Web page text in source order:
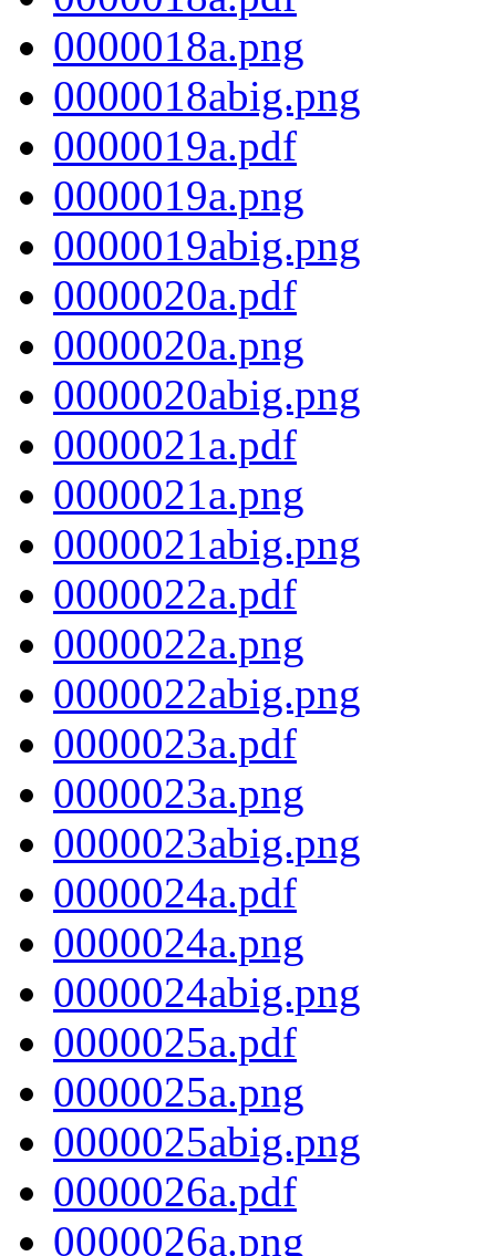
0000018a.png
0000018abig.png
0000019a.pdf
0000019a.png
0000019abig.png
0000020a.pdf
0000020a.png
0000020abig.png
0000021a.pdf
0000021a.png
0000021abig.png
0000022a.pdf
0000022a.png
0000022abig.png
0000023a.pdf
0000023a.png
0000023abig.png
0000024a.pdf
0000024a.png
0000024abig.png
0000025a.pdf
0000025a.png
0000025abig.png
0000026a.pdf
0000026a.png